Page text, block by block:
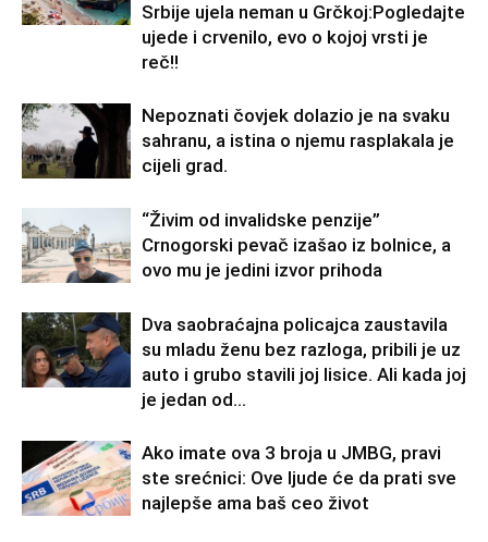
Srbije ujela neman u Grčkoj:Pogledajte
ujede i crvenilo, evo o kojoj vrsti je
reč!!
Nepoznati čovjek dolazio je na svaku
sahranu, a istina o njemu rasplakala je
cijeli grad.
“Živim od invalidske penzije”
Crnogorski pevač izašao iz bolnice, a
ovo mu je jedini izvor prihoda
Dva saobraćajna policajca zaustavila
su mladu ženu bez razloga, pribili je uz
auto i grubo stavili joj lisice. Ali kada joj
je jedan od...
Ako imate ova 3 broja u JMBG, pravi
ste srećnici: Ove ljude će da prati sve
najlepše ama baš ceo život